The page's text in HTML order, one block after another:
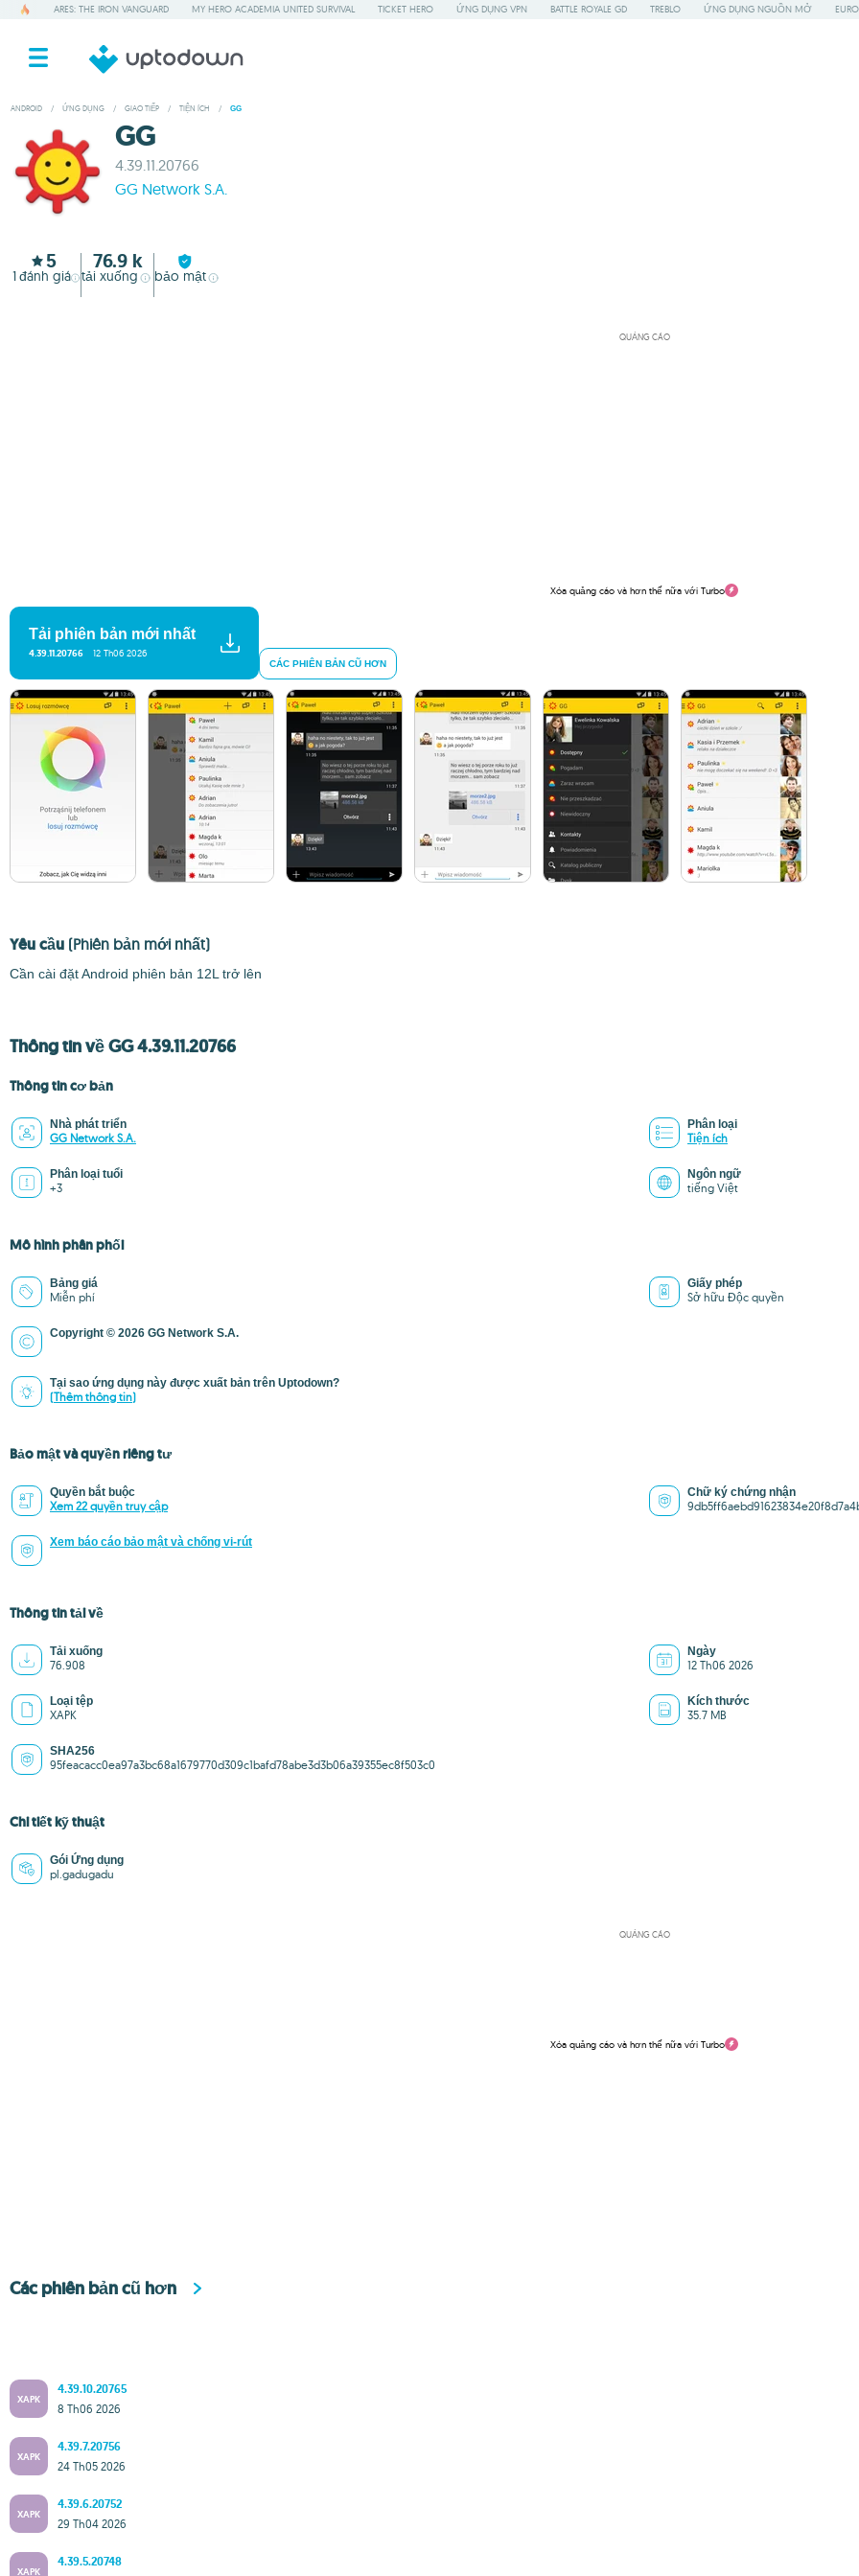
ARES: THE IRON VANGUARD MY HERO ACADEMIA UNITED SURVIVAL TICKET HERO ỨNG DỤNG VPN BATTLE ROYALE GD TREBLO ỨNG DỤNG NGUỒN MỞ
ANDROID / ỨNG DỤNG / GIAO TIẾP / TIỆN ÍCH / GG
GG
4.39.11.20766
GG Network S.A.
5
1đánh giá
76.9 k
tải xuống bảo mật
QUẢNG CÁO
Xóa quảng cáo và hơn thế nữa với Turbo
Tải phiên bản mới nhất
4.39.11.20766 12 Th06 2026
CÁC PHIÊN BẢN CŨ HƠN
Yêu cầu (Phiên bản mới nhất)
Cần cài đặt Android phiên bản 12L trở lên
Thông tin về GG 4.39.11.20766
Thông tin cơ bản
Nhà phát triển
GG Network S.A.
Phân loại
Tiện ích
Phân loại tuổi
+3
Ngôn ngữ
tiếng Việt
Mô hình phân phối
Bảng giá
Miễn phí
Giấy phép
Sở hữu Độc quyền
Copyright © 2026 GG Network S.A.
Tại sao ứng dụng này được xuất bản trên Uptodown?
(Thêm thông tin)
Bảo mật và quyền riêng tư
Quyền bắt buộc
Xem 22 quyền truy cập
Chữ ký chứng nhận
Xem báo cáo bảo mật và chống vi-rút
Thông tin tải về
Tải xuống
76.908
Ngày
12 Th06 2026
Loại tệp
XAPK
Kích thước
35.7 MB
SHA256
95feacacc0ea97a3bc68a1679770d309c1bafd78abe3d3b06a39355ec8f503c0
Chi tiết kỹ thuật
Gói Ứng dụng
pl.gadugadu
QUẢNG CÁO
Xóa quảng cáo và hơn thế nữa với Turbo
Các phiên bản cũ hơn
XAPK
4.39.10.20765
8 Th06 2026
XAPK
4.39.7.20756
24 Th05 2026
XAPK
4.39.6.20752
29 Th04 2026
XAPK
4.39.5.20748